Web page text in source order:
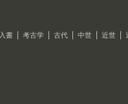
書 考古学 古代 中世 近世